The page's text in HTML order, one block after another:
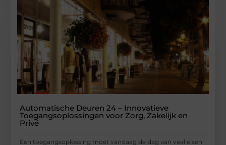
Automatische Deuren 24 – Innovatieve
Toegangsoplossingen voor Zorg, Zakelijk en
Privé
Een toegangsoplossing moet vandaag de dag aan veel eisen